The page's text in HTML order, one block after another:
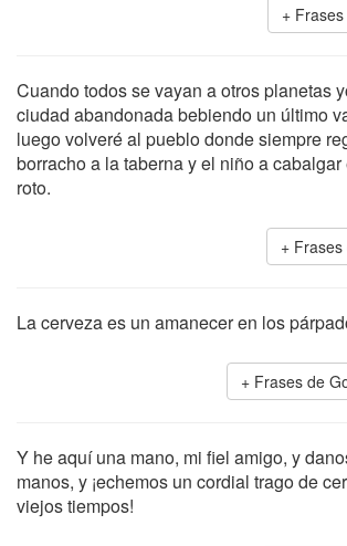
Cuando todos se vayan a otros planetas
ciudad abandonada bebiendo un último
luego volveré al pueblo donde siempre
borracho a la taberna y el niño a
roto.
La cerveza es un amanecer en los
Frases de
Y he aquí una mano, mi fiel amigo, y
manos, y ¡echemos un cordial trago de
viejos tiempos!